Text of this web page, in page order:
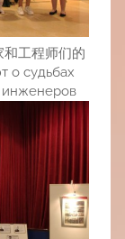
工程师们的
о судьбах
инженеров